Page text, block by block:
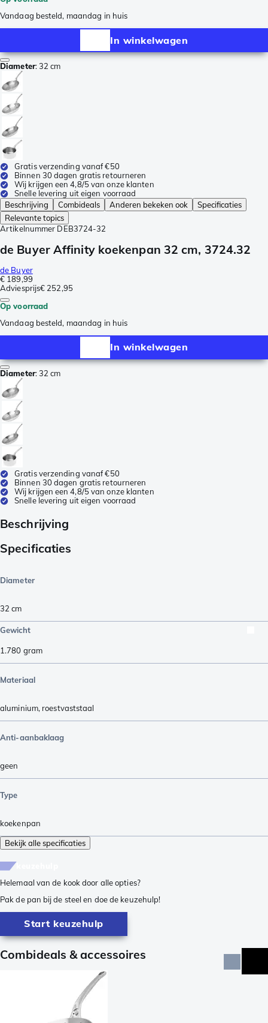
Vandaag besteld, maandag in huis
In winkelwagen
Diameter:32 cm
Gratis verzending vanaf €50
Binnen 30 dagen gratis retourneren
Wij krijgen een 4,8/5 van onze klanten
Snelle levering uit eigen voorraad
Beschrijving
Combideals Anderen bekeken ook
Specificaties
Relevante topics
Artikelnummer DEB3724-32
de Buyer Affinity koekenpan 32 cm, 3724.32
de Buyer
€ 189,99
Adviesprijs€ 252,95
Op voorraad
Vandaag besteld, maandag in huis
In winkelwagen
Diameter:32 cm
Gratis verzending vanaf €50
Binnen 30 dagen gratis retourneren
Wij krijgen een 4,8/5 van onze klanten
Snelle levering uit eigen voorraad
Beschrijving
Specificaties
Diameter
32 cm
Gewicht
1.780 gram
Materiaal
aluminium, roestvaststaal
Anti-aanbaklaag
geen
Type
koekenpan
Bekijk alle specificaties
Helemaal van de kook door alle opties?
Pak de pan bij de steel en doe de keuzehulp!
Start keuzehulp
Combideals & accessoires